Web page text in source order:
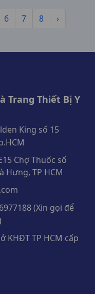
6 7 8 ›
Trang Thiết Bị Y
King số 15
Chợ Thuốc số
Hưng, TP HCM
(Xin gọi để
KHĐT TP HCM cấp